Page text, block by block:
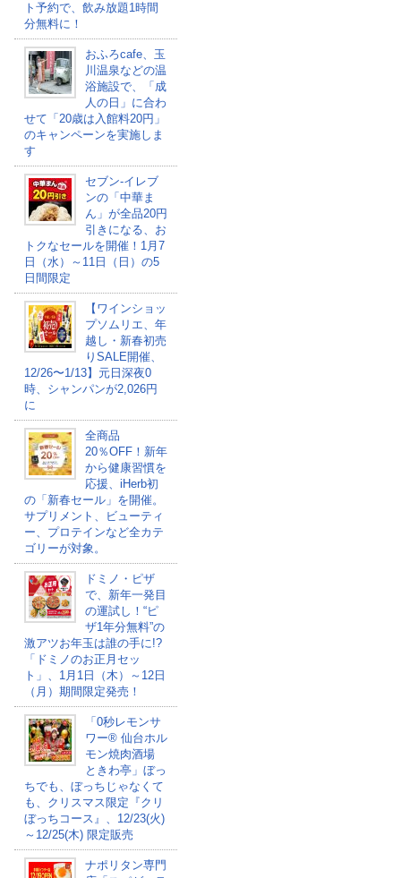
ト予約で、飲み放題1時間
分無料に！
おふろcafe、玉
川温泉などの温
浴施設で、「成
人の日」に合わ
せて「20歳は⼊館料20円」
のキャンペーンを実施しま
す
セブン‐イレブ
ンの「中華ま
ん」が全品20円
引きになる、お
トクなセールを開催！1月7
日（水）～11日（日）の5
日間限定
【ワインショッ
プソムリエ、年
越し・新春初売
りSALE開催、
12/26〜1/13】元日深夜0
時、シャンパンが2,026円
に
全商品
20％OFF！新年
から健康習慣を
応援、iHerb初
の「新春セール」を開催。
サプリメント、ビューティ
ー、プロテインなど全カテ
ゴリーが対象。
ドミノ・ピザ
で、新年一発目
の運試し！“ピ
ザ1年分無料”の
激アツお年玉は誰の手に!?
「ドミノのお正月セッ
ト」、1月1日（木）～12日
（月）期間限定発売！
「0秒レモンサ
ワー® 仙台ホル
モン焼肉酒場
ときわ亭」ぼっ
ちでも、ぼっちじゃなくて
も、クリスマス限定『クリ
ぼっちコース』、12/23(火)
～12/25(木) 限定販売
ナポリタン専門